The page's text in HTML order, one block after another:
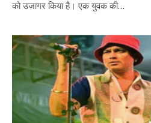
को उजागर किया है। एक युवक की…